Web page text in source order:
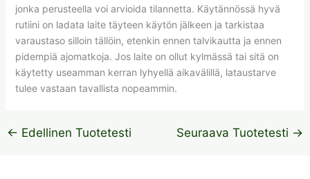
jonka perusteella voi arvioida tilannetta. Käytännössä hyvä
rutiini on ladata laite täyteen käytön jälkeen ja tarkistaa
varaustaso silloin tällöin, etenkin ennen talvikautta ja ennen
pidempiä ajomatkoja. Jos laite on ollut kylmässä tai sitä on
käytetty useamman kerran lyhyellä aikavälillä, lataustarve
tulee vastaan tavallista nopeammin.
← Edellinen Tuotetesti Seuraava Tuotetesti →